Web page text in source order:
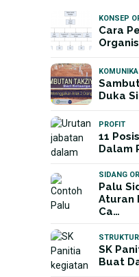
KONSEP
Cara
Duka
PROFIT
11
Dalam
SIDANG
Palu
Aturan
Ca…
SK
Buat